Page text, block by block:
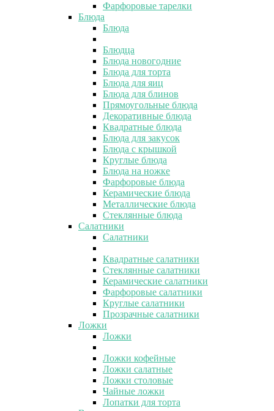
Фарфоровые тарелки
Блюда
Блюда
Блюдца
Блюда новогодние
Блюда для торта
Блюда для яиц
Блюда для блинов
Прямоугольные блюда
Декоративные блюда
Квадратные блюда
Блюда для закусок
Блюда с крышкой
Круглые блюда
Блюда на ножке
Фарфоровые блюда
Керамические блюда
Металлические блюда
Стеклянные блюда
Салатники
Салатники
Квадратные салатники
Стеклянные салатники
Керамические салатники
Фарфоровые салатники
Круглые салатники
Прозрачные салатники
Ложки
Ложки
Ложки кофейные
Ложки салатные
Ложки столовые
Чайные ложки
Лопатки для торта